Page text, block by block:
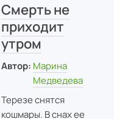
Смерть не
приходит
утром
Автор: Марина
Медведева
Терезе снятся
кошмары. В снах ее